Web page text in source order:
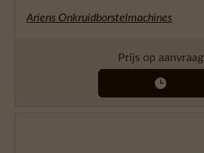
Ariens Onkruidborstelmachines
Prijs op aanvraag